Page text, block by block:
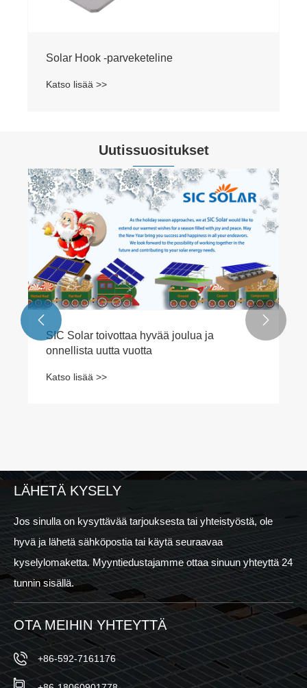
Solar Hook -parveketeline
Katso lisää >>
Uutissuositukset
SIC Solar toivottaa hyvää joulua ja
onnellista uutta vuotta
Katso lisää >>
 
LÄHETÄ KYSELY
Jos sinulla on kysyttävää tarjouksesta tai yhteistyöstä, ole
hyvä ja lähetä sähköpostia tai käytä seuraavaa
kyselylomaketta. Myyntiedustajamme ottaa sinuun yhteyttä 24
tunnin sisällä.
OTA MEIHIN YHTEYTTÄ
+86-592-7161176